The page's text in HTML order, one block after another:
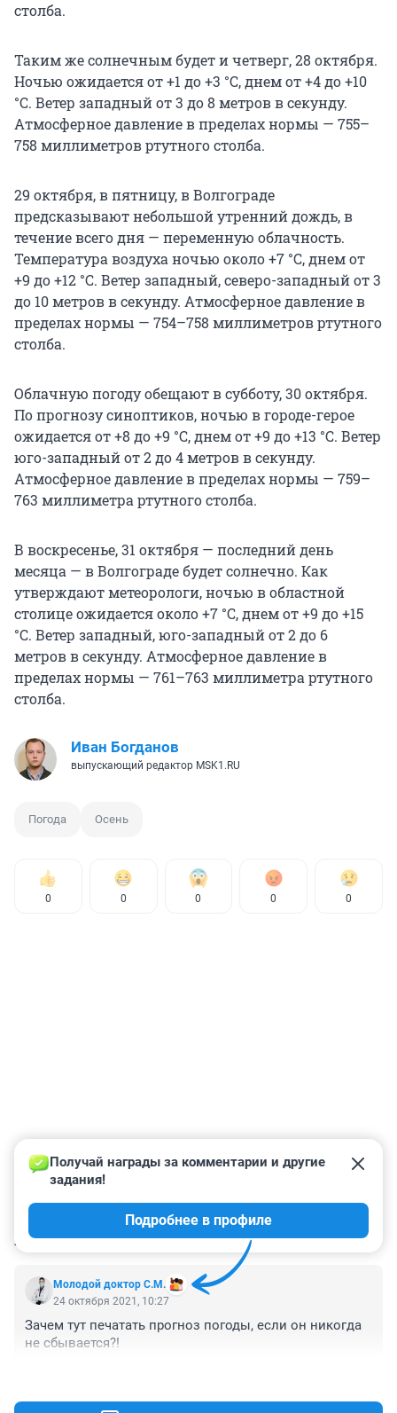
столба.
Таким же солнечным будет и четверг, 28 октября.
Ночью ожидается от +1 до +3 °C, днем от +4 до +10
°C. Ветер западный от 3 до 8 метров в секунду.
Атмосферное давление в пределах нормы — 755–
758 миллиметров ртутного столба.
29 октября, в пятницу, в Волгограде
предсказывают небольшой утренний дождь, в
течение всего дня — переменную облачность.
Температура воздуха ночью около +7 °C, днем от
+9 до +12 °C. Ветер западный, северо-западный от 3
до 10 метров в секунду. Атмосферное давление в
пределах нормы — 754–758 миллиметров ртутного
столба.
Облачную погоду обещают в субботу, 30 октября.
По прогнозу синоптиков, ночью в городе-герое
ожидается от +8 до +9 °C, днем от +9 до +13 °C. Ветер
юго-западный от 2 до 4 метров в секунду.
Атмосферное давление в пределах нормы — 759–
763 миллиметра ртутного столба.
В воскресенье, 31 октября — последний день
месяца — в Волгограде будет солнечно. Как
утверждают метеорологи, ночью в областной
столице ожидается около +7 °C, днем от +9 до +15
°C. Ветер западный, юго-западный от 2 до 6
метров в секунду. Атмосферное давление в
пределах нормы — 761–763 миллиметра ртутного
столба.
Иван Богданов
выпускающий редактор MSK1.RU
Погода Осень
0 0 0 0 0
КОММЕНТАРИИ 1
Молодой доктор С.М.
Получай награды за комментарии и другие
задания!
Подробнее в профиле
24 октября 2021, 10:27
Зачем тут печатать прогноз погоды, если он никогда
не сбывается?!